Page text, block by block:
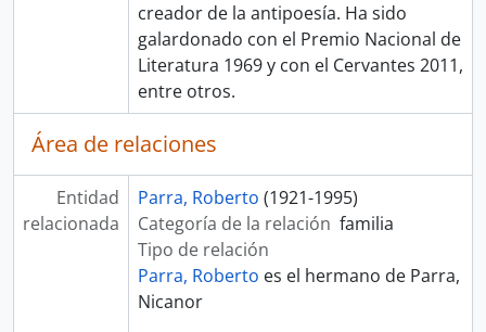
creador de la antipoesía. Ha sido
galardonado con el Premio Nacional de
Literatura 1969 y con el Cervantes 2011,
entre otros.
Área de relaciones
Entidad
relacionada
Parra, Roberto (1921-1995)
Categoría de la relación familia
Tipo de relación
Parra, Roberto es el hermano de Parra,
Nicanor